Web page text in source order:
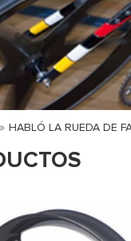
HABLÓ LA RUEDA DE